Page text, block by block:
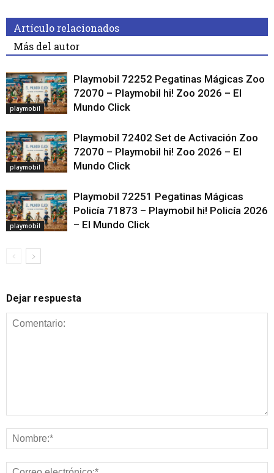
Artículo relacionados
Más del autor
playmobil
Playmobil 72252 Pegatinas Mágicas Zoo
72070 – Playmobil hi! Zoo 2026 – El
Mundo Click
playmobil
Playmobil 72402 Set de Activación Zoo
72070 – Playmobil hi! Zoo 2026 – El
Mundo Click
playmobil
Playmobil 72251 Pegatinas Mágicas
Policía 71873 – Playmobil hi! Policía 2026
– El Mundo Click
Dejar respuesta